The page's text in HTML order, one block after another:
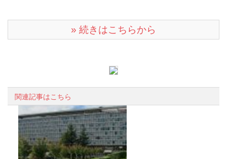
» 続きはこちらから
関連記事はこちら